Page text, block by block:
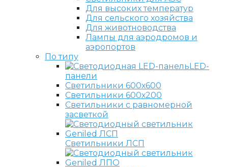
Для высоких температур
Для сельского хозяйства
Для животноводства
Лампы для аэродромов и
аэропортов
По типу
LED-
панели
Светильники 600х600
Светильники 600х200
Светильники с равномерной
засветкой
Светильники ЛСП